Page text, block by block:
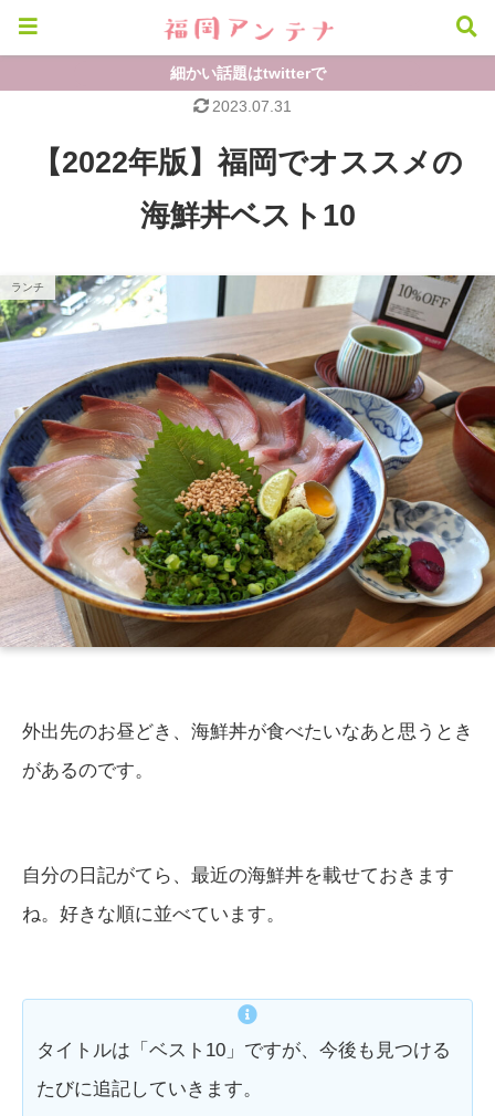
細かい話題はtwitterで
【2022年版】福岡でオススメの
海鮮丼ベスト10
ランチ
2023.07.31
外出先のお昼どき、海鮮丼が食べたいなあと思うとき
があるのです。
自分の日記がてら、最近の海鮮丼を載せておきます
ね。好きな順に並べています。
タイトルは「ベスト10」ですが、今後も見つける
たびに追記していきます。